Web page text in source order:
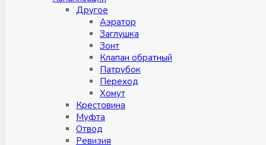
Другое
Аэратор
Заглушкa
Зонт
Клапан обратный
Патрубок
Переход
Хомут
Крестовина
Муфтa
Отвод
Ревизия